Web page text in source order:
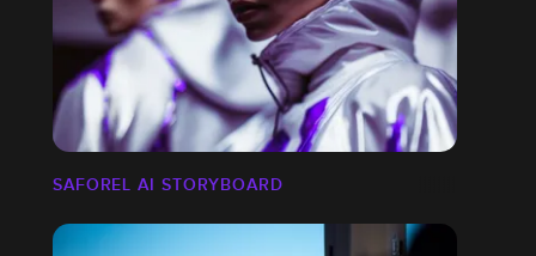
SAFOREL AI STORYBOARD